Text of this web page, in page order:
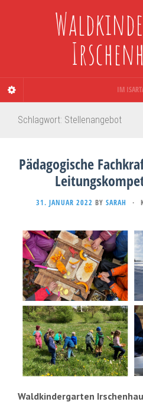
IM
Schlagwort: Stellenangebot
Pädagogische
31. JANUAR 2022 BY SARAH ·
Waldkindergarten